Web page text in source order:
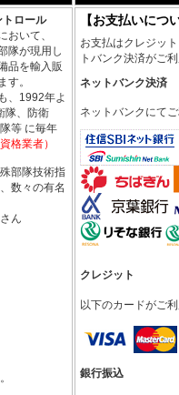
トロール
おいて、
隊が現用し
品を輸入販
す。
、1992年よ
隊、防衛
等 に毎年
格業者）
部隊技術指
数々の有名
ん
【お支払いにつ
お支払はクレジッ
トバンク決済がご
ネットバンク決済
ネットバンクにて
クレジット
以下のカードがご
銀行振込